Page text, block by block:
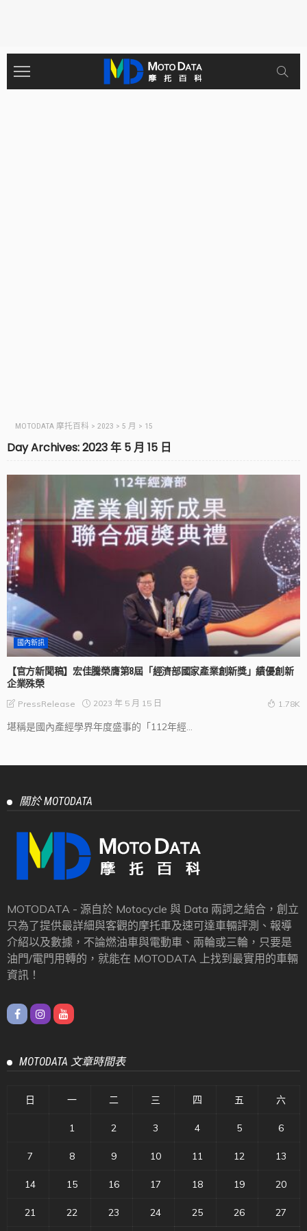
MOTODATA 摩托百科 > 2023 > 5 月 > 15
Day Archives: 2023 年 5 月 15 日
國內新訊
【官方新聞稿】宏佳騰榮膺第8屆「經濟部國家產業創新獎」績優創新
企業殊榮
PressRelease 2023 年 5 月 15 日 1.78K
堪稱是國內產經學界年度盛事的「112年經...
關於 MOTODATA
MOTODATA - 源自於 Motocycle 與 Data 兩詞之結合，創立
只為了提供最詳細與客觀的摩托車及速可達車輛評測、報導
介紹以及數據，不論燃油車與電動車、兩輪或三輪，只要是
油門/電門用轉的，就能在 MOTODATA 上找到最實用的車輛
資訊！
MOTODATA 文章時間表
日 一 二 三 四 五 六
1 2 3 4 5 6
7 8 9 10 11 12 13
14 15 16 17 18 19 20
21 22 23 24 25 26 27